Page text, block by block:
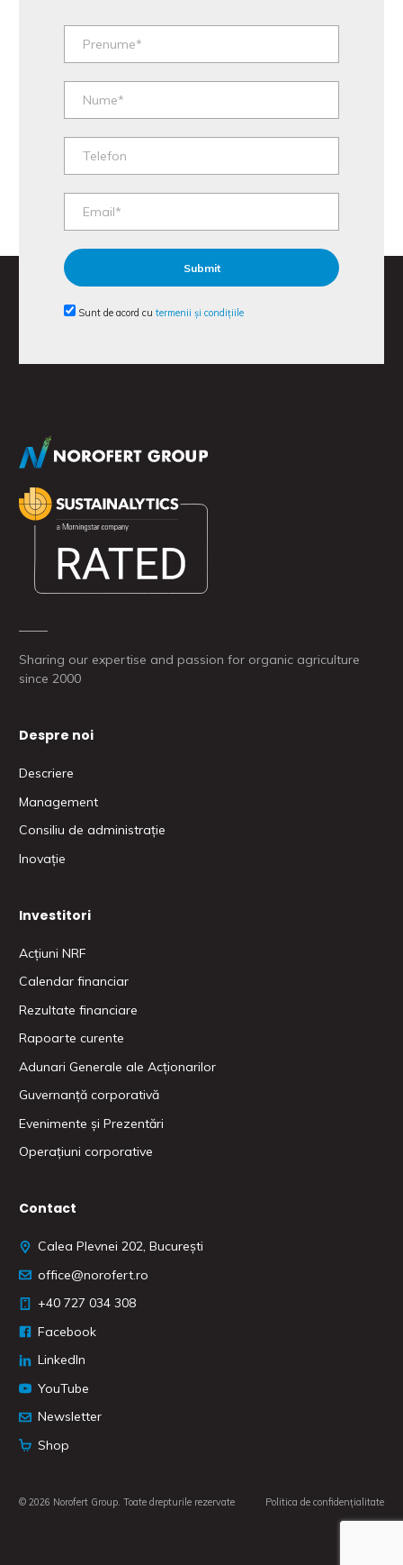
Sunt de acord cu termenii și condițiile
Sharing our expertise and passion for organic agriculture
since 2000
Despre noi
Descriere
Management
Consiliu de administrație
Inovație
Investitori
Acțiuni NRF
Calendar financiar
Rezultate financiare
Rapoarte curente
Adunari Generale ale Acționarilor
Guvernanță corporativă
Evenimente și Prezentări
Operațiuni corporative
Contact
Calea Plevnei 202, București
office@norofert.ro
‭+40 727 034 308
Facebook
LinkedIn
YouTube
Newsletter
Shop
© 2026 Norofert Group. Toate drepturile rezervate Politica de confidențialitate